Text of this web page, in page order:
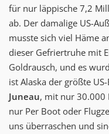
für nur läppische 7,2
ab. Der damalige US-
musste sich viel Häme
dieser Gefriertruhe mit
Goldrausch, und es
ist Alaska der größte
Juneau, mit nur 30.000
nur Per Boot oder
uns überraschen und